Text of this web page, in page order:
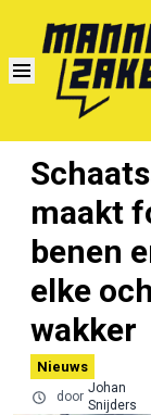
maakt
benen
elke
wakker
Nieuws
door
Johan
Snijders